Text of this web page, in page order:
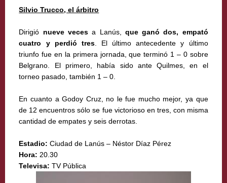
Silvio Trucco, el árbitro
Dirigió nueve vecesa Lanús, que ganó dos, empató
cuatro y perdió tres. El último antecedente y último
triunfo fue en la primera jornada, que terminó 1 – 0 sobre
Belgrano. El primero, había sido ante Quilmes, en el
torneo pasado, también 1 – 0.
En cuanto a Godoy Cruz, no le fue mucho mejor, ya que
de 12 encuentros sólo se fue victorioso en tres, con misma
cantidad de empates y seis derrotas.
Estadio: Ciudad de Lanús – Néstor Díaz Pérez
Hora: 20.30
Televisa: TV Pública